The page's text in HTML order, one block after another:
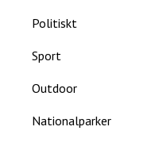
Politiskt
Sport
Outdoor
Nationalparker